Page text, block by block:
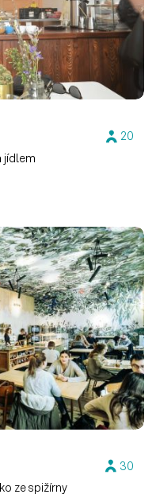
20
jídlem
30
ze spižírny